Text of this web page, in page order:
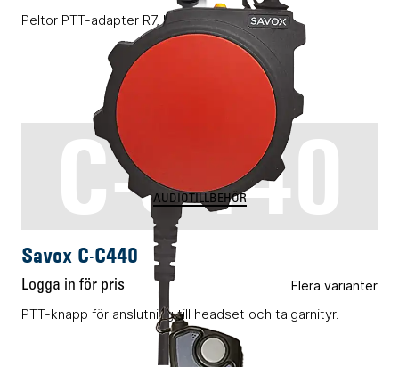
Peltor PTT-adapter R7, MXP600
C-C440
AUDIOTILLBEHÖR
Savox C-C440
Logga in för pris Flera varianter
PTT-knapp för anslutning till headset och talgarnityr.